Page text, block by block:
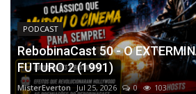
PODCAST
RebobinaCast 50 - O
FUTURO 2 (1991)
MisterEverton Jul 25, 2026 0 103